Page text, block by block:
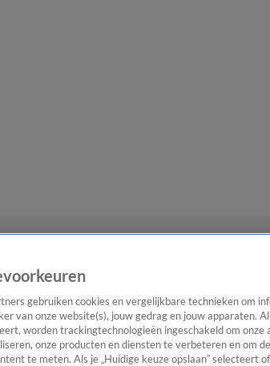
gebruiken cookies en vergelijkbare technieken om
van onze website(s), jouw gedrag en jouw apparaten.
worden trackingtechnologieën ingeschakeld om
onze producten en diensten te verbeteren en om
te meten. Als je „Huidige keuze opslaan” selecteert